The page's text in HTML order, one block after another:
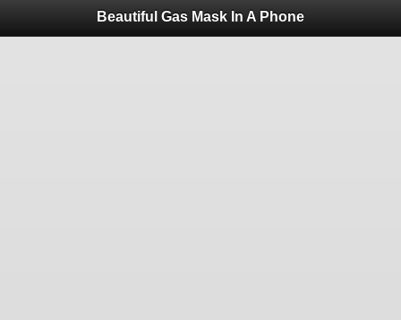
Beautiful Gas Mask In A Phone